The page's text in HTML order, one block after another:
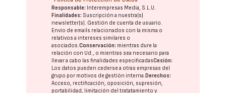
Responsable: Interempresas Media, S.L.U.
Finalidades: Suscripción a nuestra(s)
newsletter(s). Gestión de cuenta de usuario.
Envío de emails relacionados con la misma o
relativos a intereses similares o
asociados.Conservación: mientras dure la
relación con Ud., o mientras sea necesario para
llevar a cabo las finalidades especificadasCesión:
Los datos pueden cederse a otras empresas del
grupo por motivos de gestión interna.Derechos:
Acceso, rectificación, oposición, supresión,
portabilidad, limitación del tratatamiento y